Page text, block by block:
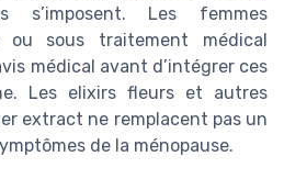
s’imposent. Les femmes
ou sous traitement médical
médical avant d’intégrer ces
Les elixirs fleurs et autres
extract ne remplacent pas un
de la ménopause.